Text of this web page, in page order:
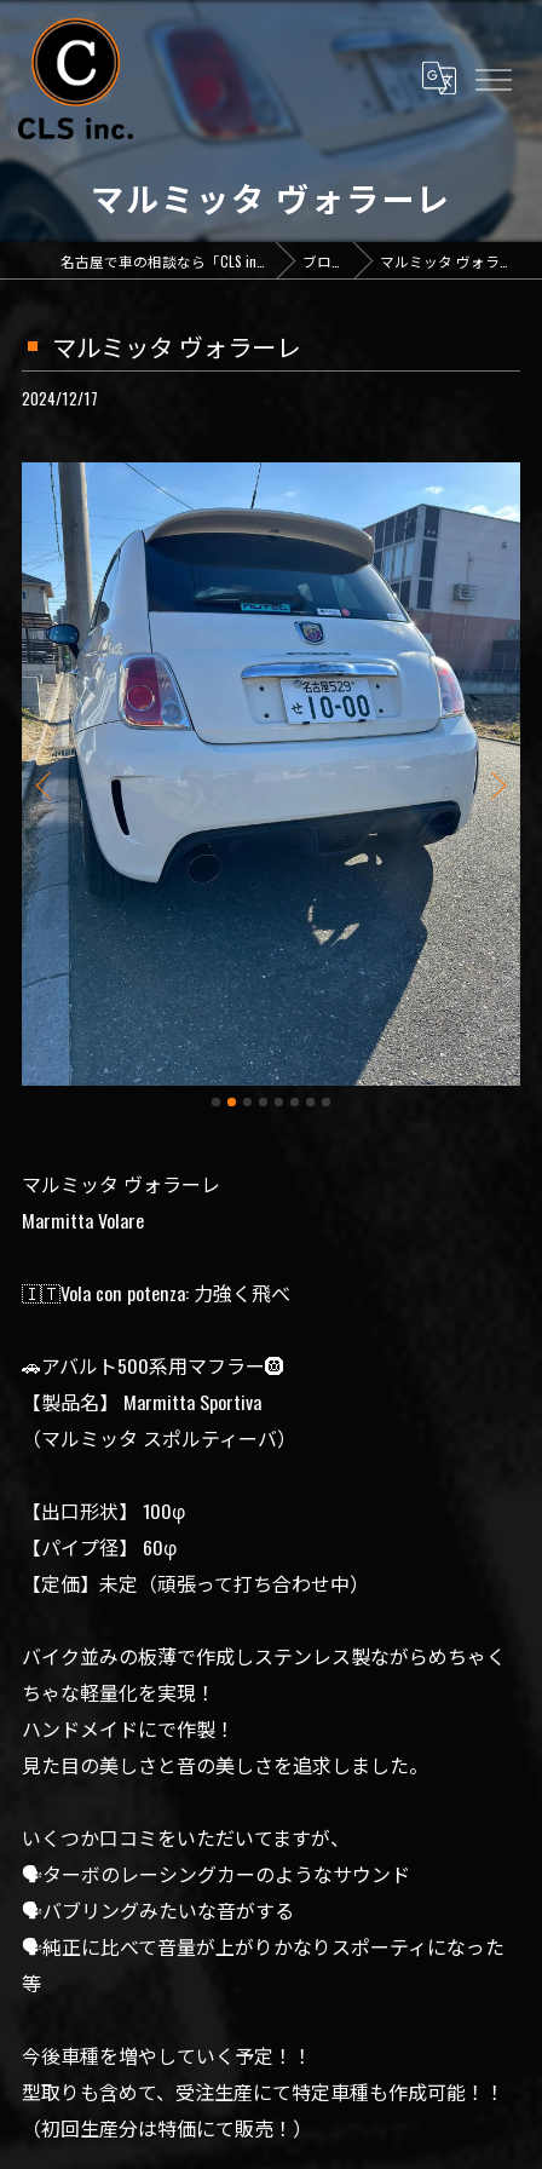
マルミッタ ヴォラーレ
ブログ マルミッタ ヴォラーレ
マルミッタ ヴォラーレ
2024/12/17
マルミッタ ヴォラーレ
Marmitta Volare
🇮🇹Vola con potenza: 力強く飛べ
🚗アバルト500系用マフラー🛞
【製品名】 Marmitta Sportiva
（マルミッタ スポルティーバ）
【出口形状】 100φ
【パイプ径】 60φ
【定価】未定（頑張って打ち合わせ中）
バイク並みの板薄で作成しステンレス製ながらめちゃく
ちゃな軽量化を実現！
ハンドメイドにで作製！
見た目の美しさと音の美しさを追求しました。
いくつか口コミをいただいてますが、
🗣️ターボのレーシングカーのようなサウンド
🗣️バブリングみたいな音がする
🗣️純正に比べて音量が上がりかなりスポーティになった
等
今後車種を増やしていく予定！！
型取りも含めて、受注生産にて特定車種も作成可能！！
（初回生産分は特価にて販売！）